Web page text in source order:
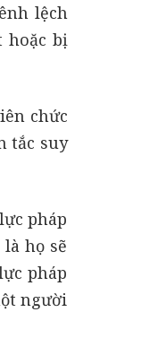
lệch
hoặc bị
chức
tắc suy
pháp
họ sẽ
pháp
người